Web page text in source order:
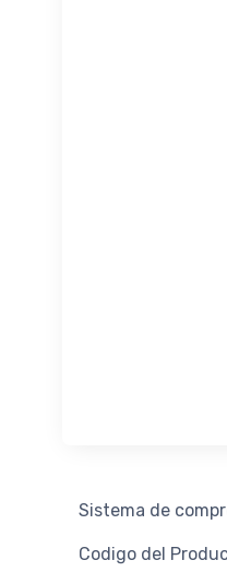
Sistema de
Codigo del